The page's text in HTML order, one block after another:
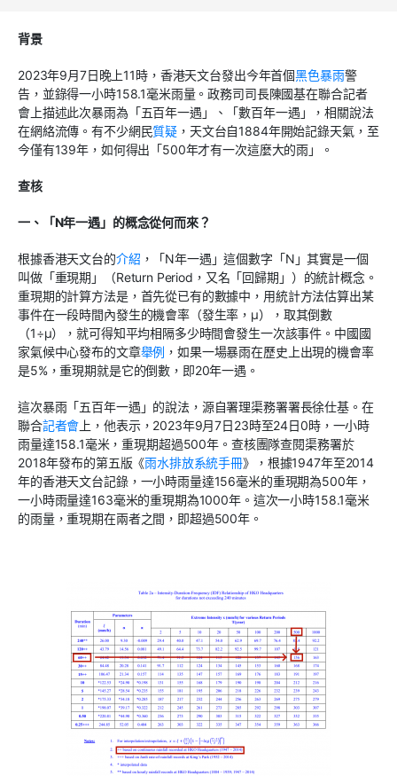
背景
2023年9月7日晚上11時，香港天文台發出今年首個黑色暴雨警
告，並錄得一小時158.1毫米雨量。政務司司長陳國基在聯合記者
會上描述此次暴雨為「五百年一遇」、「數百年一遇」，相關說法
在網絡流傳。有不少網民質疑 ，天文台自1884年開始記錄天氣，至
今僅有139年，如何得出「500年才有一次這麼大的雨」。
查核
一、 「N年一遇」的概念從何而來？
根據香港天文台的介紹 ，「N年一遇」這個數字「N」其實是一個
叫做「重現期」（Return Period，又名「回歸期」）的統計概念。
重現期的計算方法是，首先從已有的數據中，用統計方法估算出某
事件在一段時間內發生的機會率（發生率，μ），取其倒數
（1÷μ），就可得知平均相隔多少時間會發生一次該事件。中國國
家氣候中心發布的文章舉例 ，如果一場暴雨在歷史上出現的機會率
是5%，重現期就是它的倒數，即20年一遇。
這次暴雨「五百年一遇」的說法，源自署理渠務署署長徐仕基。在
聯合記者會 上，他表示，2023年9月7日23時至24日0時，一小時
雨量達158.1毫米，重現期超過500年。查核團隊查閱渠務署於
2018年發布的第五版《雨水排放系統手冊》，根據1947年至2014
年的香港天文台記錄，一小時雨量達156毫米的重現期為500年，
一小時雨量達163毫米的重現期為1000年。這次一小時158.1毫米
的雨量，重現期在兩者之間，即超過500年。